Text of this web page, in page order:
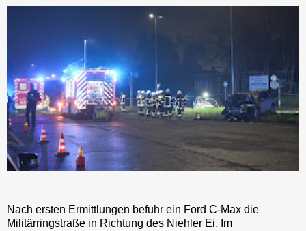
Nach ersten Ermittlungen befuhr ein Ford C-Max die
Militärringstraße in Richtung des Niehler Ei. Im